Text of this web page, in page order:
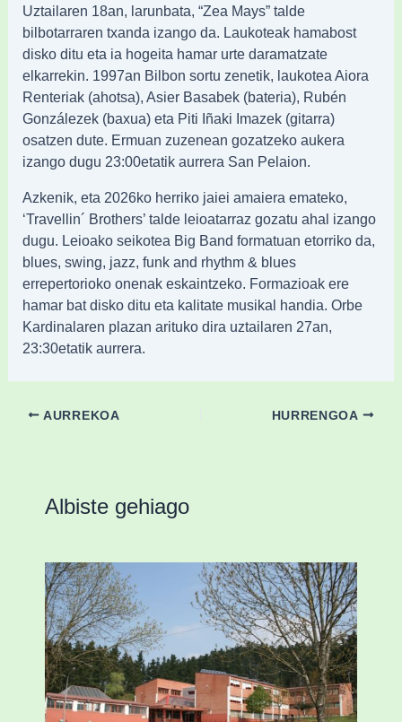
Uztailaren 18an, larunbata, “Zea Mays” talde
bilbotarraren txanda izango da. Laukoteak hamabost
disko ditu eta ia hogeita hamar urte daramatzate
elkarrekin. 1997an Bilbon sortu zenetik, laukotea Aiora
Renteriak (ahotsa), Asier Basabek (bateria), Rubén
Gonzálezek (baxua) eta Piti Iñaki Imazek (gitarra)
osatzen dute. Ermuan zuzenean gozatzeko aukera
izango dugu 23:00etatik aurrera San Pelaion.
Azkenik, eta 2026ko herriko jaiei amaiera emateko,
‘Travellin´ Brothers’ talde leioatarraz gozatu ahal izango
dugu. Leioako seikotea Big Band formatuan etorriko da,
blues, swing, jazz, funk and rhythm & blues
errepertorioko onenak eskaintzeko. Formazioak ere
hamar bat disko ditu eta kalitate musikal handia. Orbe
Kardinalaren plazan arituko dira uztailaren 27an,
23:30etatik aurrera.
AURREKOA HURRENGOA
Albiste gehiago
Amorebietak eta Eusko Jaurlaritzak